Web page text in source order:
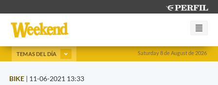
Saturday 8 de August de 2026
TEMAS DEL DÍA
BIKE | 11-06-2021 13:33